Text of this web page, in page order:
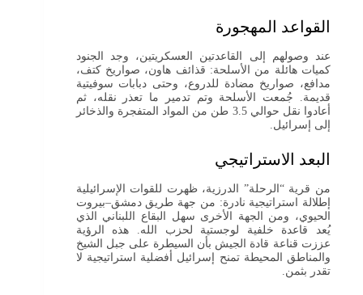
القواعد المهجورة
عند وصولهم إلى القاعدتين العسكريتين، وجد الجنود
كميات هائلة من الأسلحة: قذائف هاون، صواريخ كتف،
مدافع، صواريخ مضادة للدروع، وحتى دبابات سوفيتية
قديمة. جُمعت الأسلحة وتم تدمير ما تعذر نقله، ثم
أعادوا نقل حوالي 3.5 طن من المواد المتفجرة والذخائر
إلى إسرائيل.
البعد الاستراتيجي
من قرية “الرحلة” الدرزية، ظهرت للقوات الإسرائيلية
إطلالة استراتيجية نادرة: من جهة طريق دمشق–بيروت
الحيوي، ومن الجهة الأخرى سهل البقاع اللبناني الذي
يُعد قاعدة خلفية لوجستية لحزب الله. هذه الرؤية
عززت قناعة قادة الجيش بأن السيطرة على جبل الشيخ
والمناطق المحيطة تمنح إسرائيل أفضلية استراتيجية لا
تقدر بثمن.